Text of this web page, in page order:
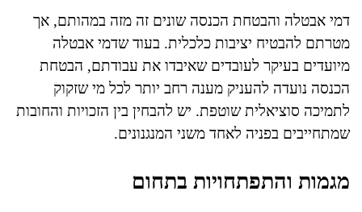
דמי אבטלה והבטחת הכנסה שונים זה מזה במהותם, אך
מטרתם להבטיח יציבות כלכלית. בעוד שדמי אבטלה
מיועדים בעיקר לעובדים שאיבדו את עבודתם, הבטחת
הכנסה נועדה להעניק מענה רחב יותר לכל מי שזקוק
לתמיכה סוציאלית שוטפת. יש להבחין בין הזכויות והחובות
שמתחייבים בפניה לאחד משני המנגנונים.
מגמות והתפתחויות בתחום